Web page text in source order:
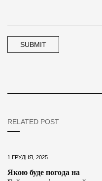
RELATED POST
1 ГРУДНЯ, 2025
Якою буде погода на